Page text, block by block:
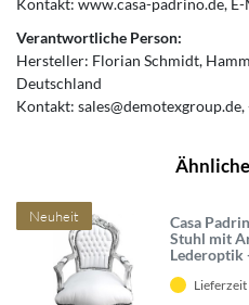
Verantwortliche Person:
Hersteller: Florian Schmidt
Deutschland
Kontakt: sales@demotexgroup.de
Neuheit
Casa
Stuhl mit
Lederoptik